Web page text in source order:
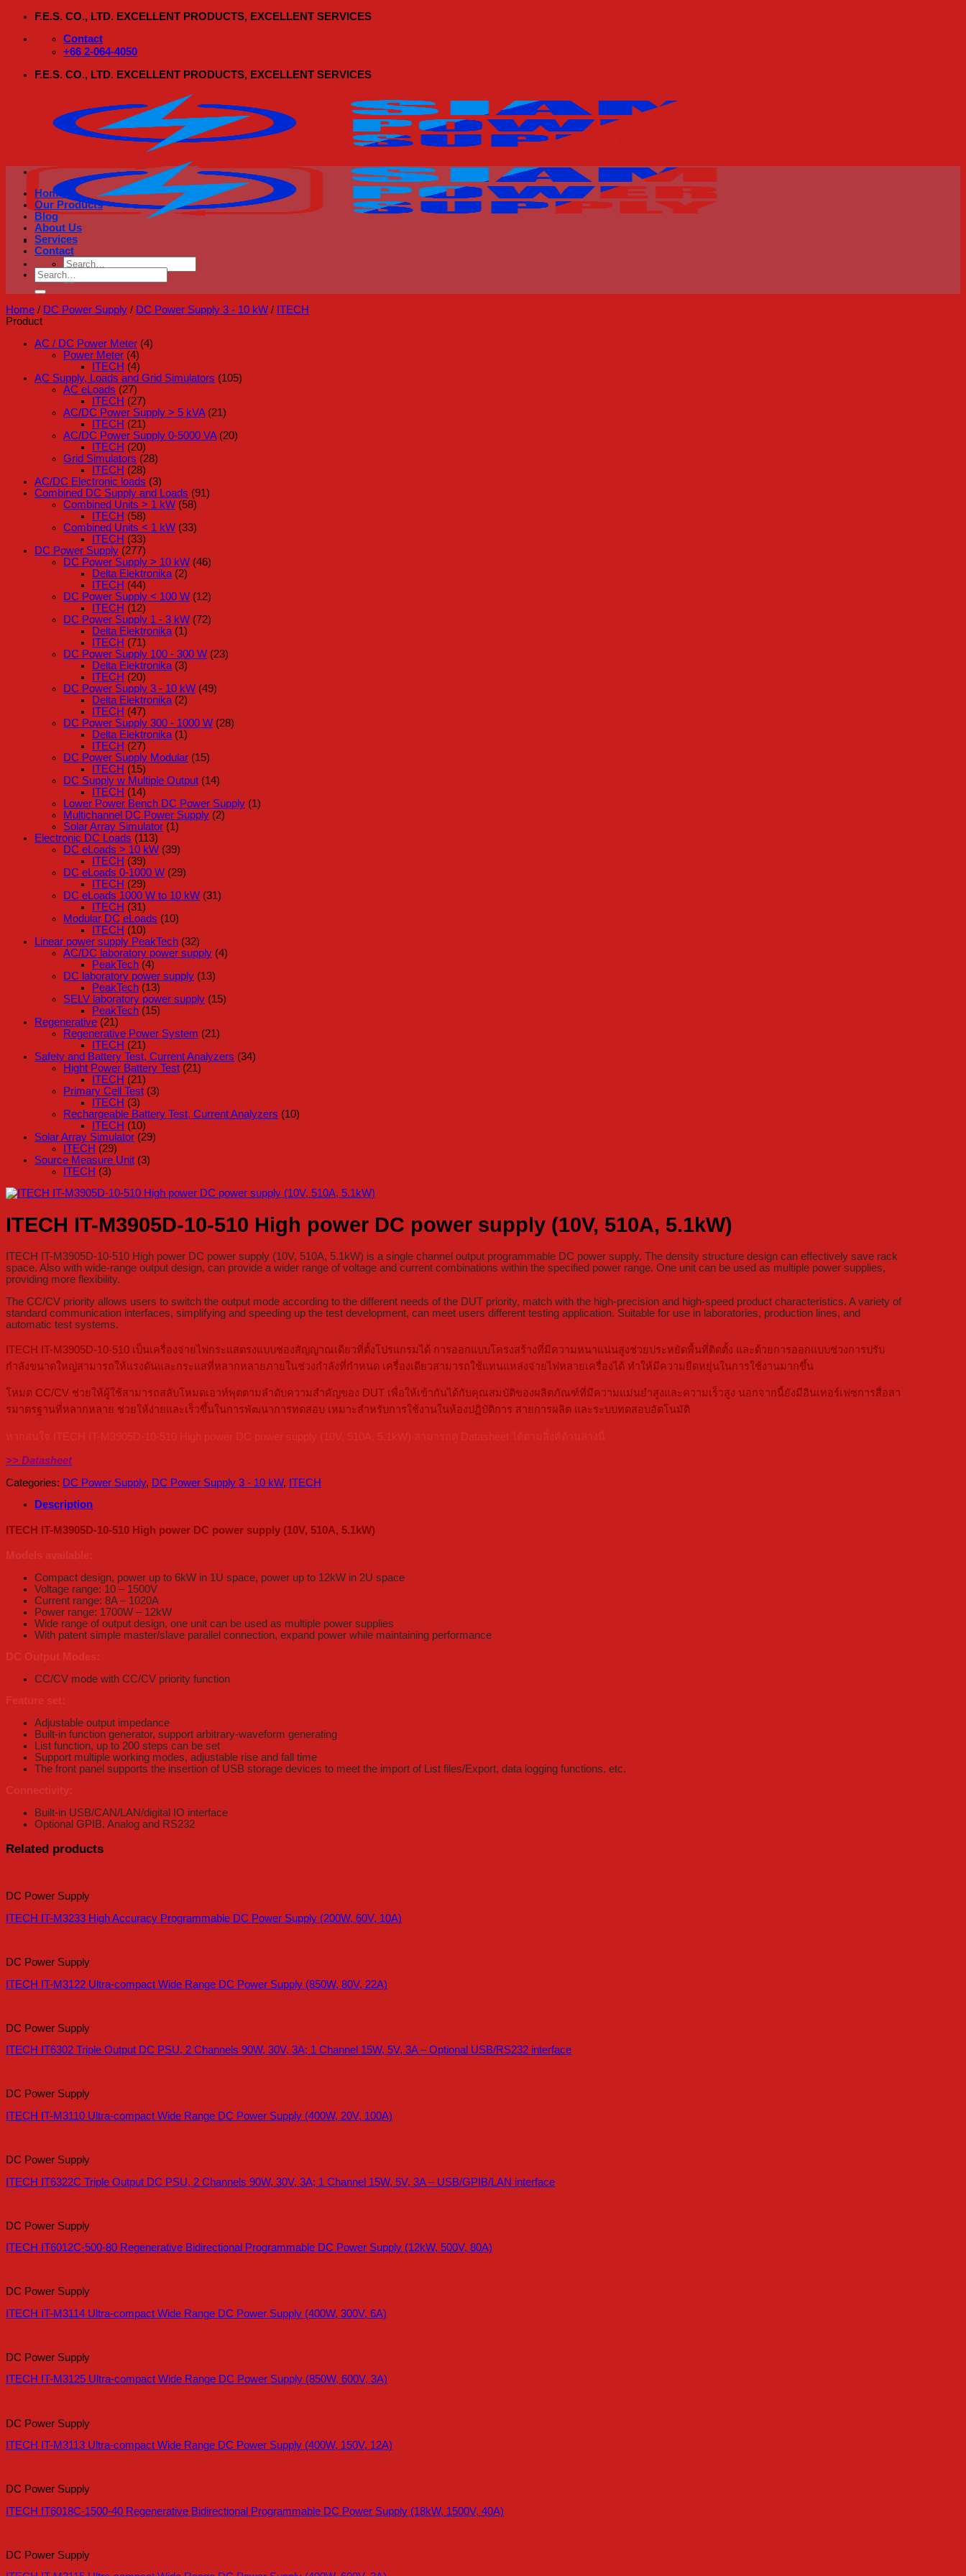
Skip
content
F.E.S. CO., LTD. EXCELLENT PRODUCTS, EXCELLENT SERVICES
Contact
+66 2-064-4050
F.E.S. CO., LTD. EXCELLENT PRODUCTS, EXCELLENT SERVICES
Search
for:
Home
Our Products
Blog
About Us
Services
Contact
Search
for:
Home / DC Power Supply / DC Power Supply 3 - 10 kW / ITECH
Product
AC / DC Power Meter (4)
Power Meter (4)
ITECH (4)
AC Supply, Loads and Grid Simulators (105)
AC eLoads (27)
ITECH (27)
AC/DC Power Supply > 5 kVA (21)
ITECH (21)
AC/DC Power Supply 0-5000 VA (20)
ITECH (20)
Grid Simulators (28)
ITECH (28)
AC/DC Electronic loads (3)
Combined DC Supply and Loads (91)
Combined Units > 1 kW (58)
ITECH (58)
Combined Units < 1 kW (33)
ITECH (33)
DC Power Supply (277)
DC Power Supply > 10 kW (46)
Delta Elektronika (2)
ITECH (44)
DC Power Supply < 100 W (12)
ITECH (12)
DC Power Supply 1 - 3 kW (72)
Delta Elektronika (1)
ITECH (71)
DC Power Supply 100 - 300 W (23)
Delta Elektronika (3)
ITECH (20)
DC Power Supply 3 - 10 kW (49)
Delta Elektronika (2)
ITECH (47)
DC Power Supply 300 - 1000 W (28)
Delta Elektronika (1)
ITECH (27)
DC Power Supply Modular (15)
ITECH (15)
DC Supply w Multiple Output (14)
ITECH (14)
Lower Power Bench DC Power Supply (1)
Multichannel DC Power Supply (2)
Solar Array Simulator (1)
Electronic DC Loads (113)
DC eLoads > 10 kW (39)
ITECH (39)
DC eLoads 0-1000 W (29)
ITECH (29)
DC eLoads 1000 W to 10 kW (31)
ITECH (31)
Modular DC eLoads (10)
ITECH (10)
Linear power supply PeakTech (32)
AC/DC laboratory power supply (4)
PeakTech (4)
DC laboratory power supply (13)
PeakTech (13)
SELV laboratory power supply (15)
PeakTech (15)
Regenerative (21)
Regenerative Power System (21)
ITECH (21)
Safety and Battery Test, Current Analyzers (34)
Hight Power Battery Test (21)
ITECH (21)
Primary Cell Test (3)
ITECH (3)
Rechargeable Battery Test, Current Analyzers (10)
ITECH (10)
Solar Array Simulator (29)
ITECH (29)
Source Measure Unit (3)
ITECH (3)
ITECH IT-M3905D-10-510 High power DC power supply (10V, 510A, 5.1kW)
ITECH IT-M3905D-10-510 High power DC power supply (10V, 510A, 5.1kW) is a single channel output programmable DC power supply. The density structure design can effectively save rack
space. Also with wide-range output design, can provide a wider range of voltage and current combinations within the specified power range. One unit can be used as multiple power supplies,
providing more flexibility.
The CC/CV priority allows users to switch the output mode according to the different needs of the DUT priority, match with the high-precision and high-speed product characteristics. A variety of
standard communication interfaces, simplifying and speeding up the test development, can meet users different testing application. Suitable for use in laboratories, production lines, and
automatic test systems.
ITECH IT-M3905D-10-510 เป็นเครื่องจ่ายไฟกระแสตรงแบบช่องสัญญาณเดียวที่ตั้งโปรแกรมได้ การออกแบบโครงสร้างที่มีความหนาแน่นสูงช่วยประหยัดพื้นที่ติดตั้ง และด้วยการออกแบบช่วงการปรับ
กำลังขนาดใหญ่สามารถให้แรงดันและกระแสที่หลากหลายภายในช่วงกำลังที่กำหนด เครื่องเดียวสามารถใช้แทนแหล่งจ่ายไฟหลายเครื่องได้ ทำให้มีความยืดหยุ่นในการใช้งานมากขึ้น
โหมด CC/CV ช่วยให้ผู้ใช้สามารถสลับโหมดเอาท์พุตตามลำดับความสำคัญของ DUT เพื่อให้เข้ากันได้กับคุณสมบัติของผลิตภัณฑ์ที่มีความแม่นยำสูงและความเร็วสูง นอกจากนี้ยังมีอินเทอร์เฟซการสื่อสา
รมาตรฐานที่หลากหลาย ช่วยให้ง่ายและเร็วขึ้นในการพัฒนาการทดสอบ เหมาะสำหรับการใช้งานในห้องปฏิบัติการ สายการผลิต และระบบทดสอบอัตโนมัติ
>> Datasheet
Categories: DC Power Supply, DC Power Supply 3 - 10 kW, ITECH
Description
ITECH IT-M3905D-10-510 High power DC power supply (10V, 510A, 5.1kW)
Compact design, power up to 6kW in 1U space, power up to 12kW in 2U space
Voltage range: 10 – 1500V
Current range: 8A – 1020A
Power range: 1700W – 12kW
Wide range of output design, one unit can be used as multiple power supplies
With patent simple master/slave parallel connection, expand power while maintaining performance
CC/CV mode with CC/CV priority function
Adjustable output impedance
Built-in function generator, support arbitrary-waveform generating
List function, up to 200 steps can be set
Support multiple working modes, adjustable rise and fall time
The front panel supports the insertion of USB storage devices to meet the import of List files/Export, data logging functions, etc.
Built-in USB/CAN/LAN/digital IO interface
Optional GPIB, Analog and RS232
Related products
DC Power Supply
ITECH IT-M3233 High Accuracy Programmable DC Power Supply (200W, 60V, 10A)
DC Power Supply
ITECH IT-M3122 Ultra-compact Wide Range DC Power Supply (850W, 80V, 22A)
DC Power Supply
ITECH IT6302 Triple Output DC PSU, 2 Channels 90W, 30V, 3A; 1 Channel 15W, 5V, 3A – Optional USB/RS232 interface
DC Power Supply
ITECH IT-M3110 Ultra-compact Wide Range DC Power Supply (400W, 20V, 100A)
DC Power Supply
ITECH IT6322C Triple Output DC PSU, 2 Channels 90W, 30V, 3A; 1 Channel 15W, 5V, 3A – USB/GPIB/LAN interface
DC Power Supply
ITECH IT6012C-500-80 Regenerative Bidirectional Programmable DC Power Supply (12kW, 500V, 80A)
DC Power Supply
ITECH IT-M3114 Ultra-compact Wide Range DC Power Supply (400W, 300V, 6A)
DC Power Supply
ITECH IT-M3125 Ultra-compact Wide Range DC Power Supply (850W, 600V, 3A)
DC Power Supply
ITECH IT-M3113 Ultra-compact Wide Range DC Power Supply (400W, 150V, 12A)
DC Power Supply
ITECH IT6018C-1500-40 Regenerative Bidirectional Programmable DC Power Supply (18kW, 1500V, 40A)
DC Power Supply